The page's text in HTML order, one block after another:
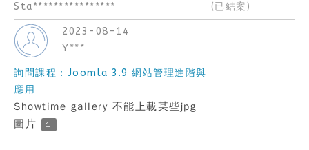
Sta**************** (已結案)
2023-08-14
Y***
詢問課程：Joomla 3.9 網站管理進階與
應用
Showtime gallery 不能上載某些jpg
圖片
1